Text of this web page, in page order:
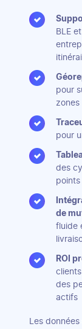
BLE
pour
zones
pour
des
de
fluide
ROI
des
actifs
Les